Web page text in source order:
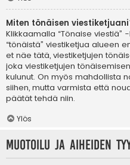
Miten tönäisen
Klikkaamalla “Tönaise viestiä”
“tönäistä” viestiketjua alueen
et näe tätä, viestiketjujen
joka viestiketjujen
kulunut. On myös mahdollista
siihen, mutta varmista että
päätät tehdä niin.
Ylös
Muotoilu ja aiheiden